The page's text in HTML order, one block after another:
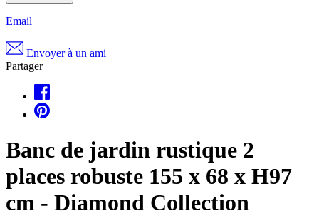
Email
Envoyer à un ami
Partager
Banc de jardin rustique 2
places robuste 155 x 68 x H97
cm - Diamond Collection